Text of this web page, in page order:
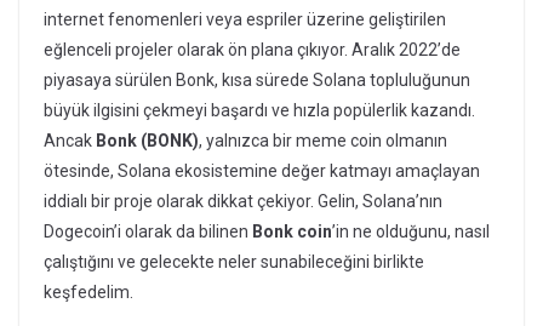
internet fenomenleri veya espriler üzerine geliştirilen
eğlenceli projeler olarak ön plana çıkıyor. Aralık 2022’de
piyasaya sürülen Bonk, kısa sürede Solana topluluğunun
büyük ilgisini çekmeyi başardı ve hızla popülerlik kazandı.
Ancak Bonk (BONK), yalnızca bir meme coin olmanın
ötesinde, Solana ekosistemine değer katmayı amaçlayan
iddialı bir proje olarak dikkat çekiyor. Gelin, Solana’nın
Dogecoin’i olarak da bilinen Bonk coin’in ne olduğunu, nasıl
çalıştığını ve gelecekte neler sunabileceğini birlikte
keşfedelim.